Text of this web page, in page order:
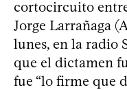
cortocircuito
Jorge Larrañaga
lunes, en la radio
que el dictamen
fue “lo firme que